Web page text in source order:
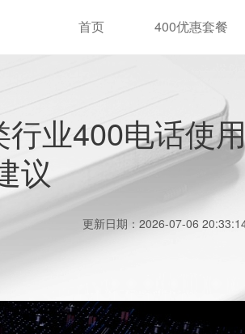
首页 400优惠套餐
业400电话使用
议
更新日期：2026-07-06